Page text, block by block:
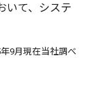
いて、システ
9月現在当社調べ